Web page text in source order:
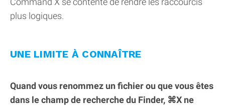
plus logiques.
UNE LIMITE À CONNAÎTRE
Quand vous renommez un fichier ou que vous êtes
dans le champ de recherche du Finder, ⌘X ne